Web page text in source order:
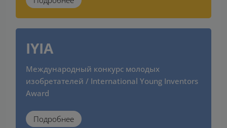
IYIA
Международный конкурс молодых
изобретателей / International Young Inventors
Award
Подробнее